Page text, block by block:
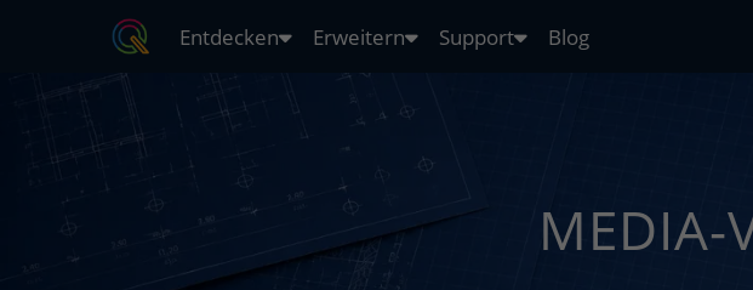
Entdecken Erweitern Support Blog
MEDIA-